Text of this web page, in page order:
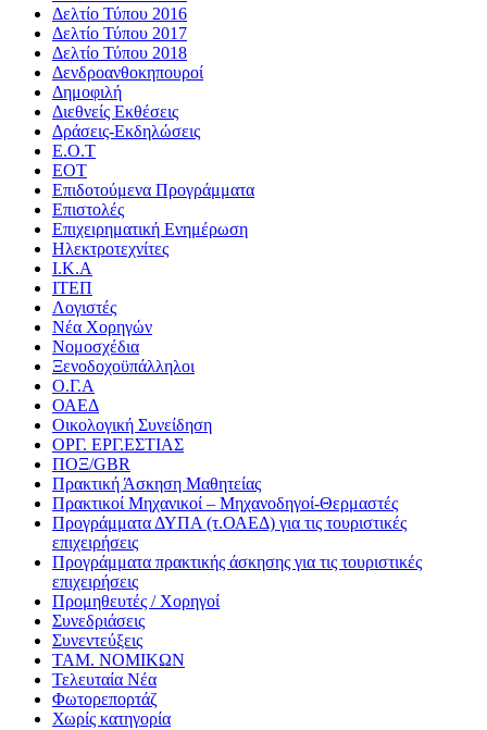
Δελτίο Τύπου 2016
Δελτίο Τύπου 2017
Δελτίο Τύπου 2018
Δενδροανθοκηπουροί
Δημοφιλή
Διεθνείς Εκθέσεις
Δράσεις-Εκδηλώσεις
Ε.Ο.Τ
ΕΟΤ
Επιδοτούμενα Προγράμματα
Επιστολές
Επιχειρηματική Ενημέρωση
Ηλεκτροτεχνίτες
Ι.Κ.Α
ΙΤΕΠ
Λογιστές
Νέα Χορηγών
Νομοσχέδια
Ξενοδοχοϋπάλληλοι
Ο.Γ.Α
ΟΑΕΔ
Οικολογική Συνείδηση
ΟΡΓ. ΕΡΓ.ΕΣΤΙΑΣ
ΠΟΞ/GBR
Πρακτική Άσκηση Μαθητείας
Πρακτικοί Μηχανικοί – Μηχανοδηγοί-Θερμαστές
Προγράμματα ΔΥΠΑ (τ.ΟΑΕΔ) για τις τουριστικές
επιχειρήσεις
Προγράμματα πρακτικής άσκησης για τις τουριστικές
επιχειρήσεις
Προμηθευτές / Χορηγοί
Συνεδριάσεις
Συνεντεύξεις
ΤΑΜ. ΝΟΜΙΚΩΝ
Τελευταία Νέα
Φωτορεπορτάζ
Χωρίς κατηγορία